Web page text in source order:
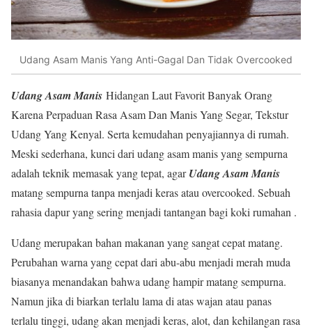
Udang Asam Manis Yang Anti-Gagal Dan Tidak Overcooked
Udang Asam Manis Hidangan Laut Favorit Banyak Orang
Karena Perpaduan Rasa Asam Dan Manis Yang Segar, Tekstur
Udang Yang Kenyal. Serta kemudahan penyajiannya di rumah.
Meski sederhana, kunci dari udang asam manis yang sempurna
adalah teknik memasak yang tepat, agarUdang Asam Manis
matang sempurna tanpa menjadi keras atau overcooked. Sebuah
rahasia dapur yang sering menjadi tantangan bagi koki rumahan .
Udang merupakan bahan makanan yang sangat cepat matang.
Perubahan warna yang cepat dari abu-abu menjadi merah muda
biasanya menandakan bahwa udang hampir matang sempurna.
Namun jika di biarkan terlalu lama di atas wajan atau panas
terlalu tinggi, udang akan menjadi keras, alot, dan kehilangan rasa